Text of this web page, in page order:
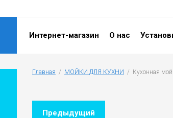
Интернет-магазин О нас
Главная
  /
МОЙКИ ДЛЯ КУХНИ
/  Кухонная
Предыдущий